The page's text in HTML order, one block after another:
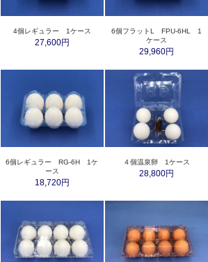
4個レギュラー 1ケース
27,600円
6個フラットL FPU-6HL 1
ケース
29,960円
6個レギュラー RG-6H 1ケ
ース
18,720円
４個温泉卵 1ケース
28,800円